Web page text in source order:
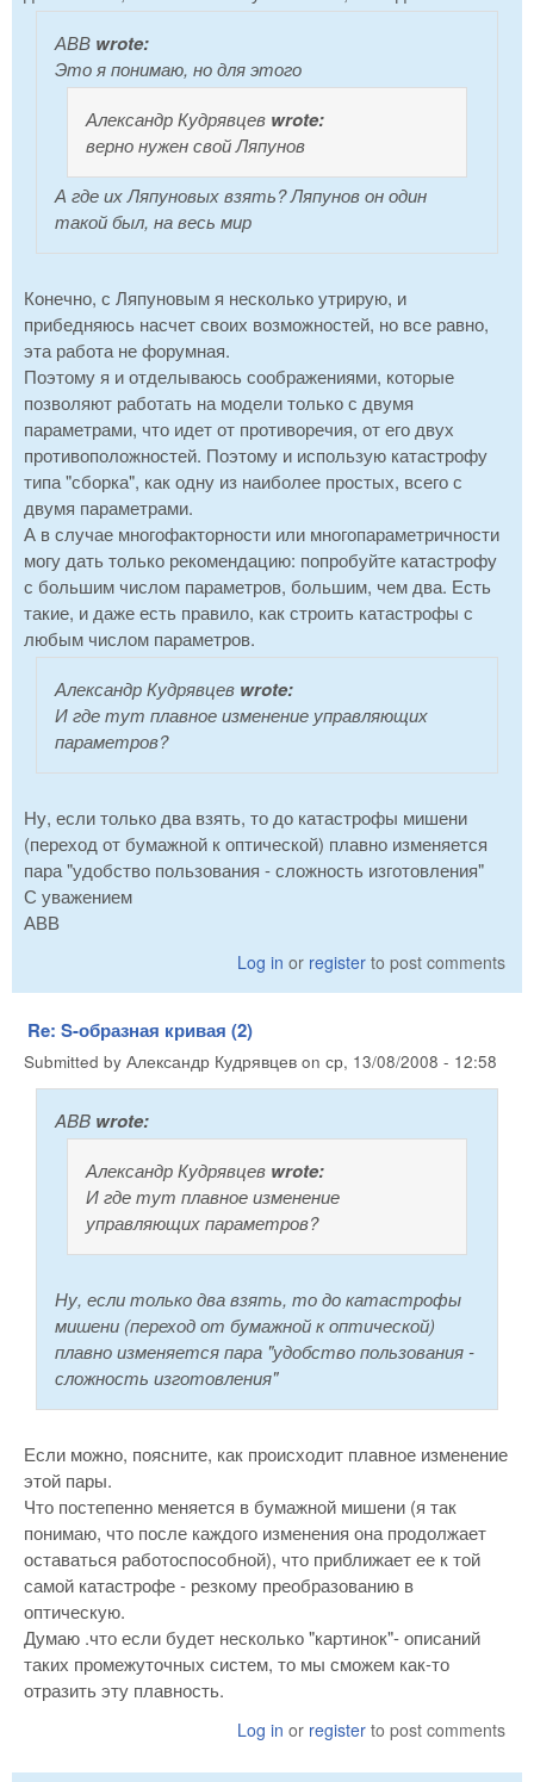
АВВ wrote:
Это я понимаю, но для этого
Александр Кудрявцев wrote:
верно нужен свой Ляпунов
А где их Ляпуновых взять? Ляпунов он один
такой был, на весь мир
Конечно, с Ляпуновым я несколько утрирую, и
прибедняюсь насчет своих возможностей, но все равно,
эта работа не форумная.
Поэтому я и отделываюсь соображениями, которые
позволяют работать на модели только с двумя
параметрами, что идет от противоречия, от его двух
противоположностей. Поэтому и использую катастрофу
типа "сборка", как одну из наиболее простых, всего с
двумя параметрами.
А в случае многофакторности или многопараметричности
могу дать только рекомендацию: попробуйте катастрофу
с большим числом параметров, большим, чем два. Есть
такие, и даже есть правило, как строить катастрофы с
любым числом параметров.
Александр Кудрявцев wrote:
И где тут плавное изменение управляющих
параметров?
Ну, если только два взять, то до катастрофы мишени
(переход от бумажной к оптической) плавно изменяется
пара "удобство пользования - сложность изготовления"
С уважением
АВВ
Log in or register to post comments
Re: S-образная кривая (2)
Submitted by Александр Кудрявцев on ср, 13/08/2008 - 12:58
ABB wrote:
Александр Кудрявцев wrote:
И где тут плавное изменение
управляющих параметров?
Ну, если только два взять, то до катастрофы
мишени (переход от бумажной к оптической)
плавно изменяется пара "удобство пользования -
сложность изготовления"
Если можно, поясните, как происходит плавное изменение
этой пары.
Что постепенно меняется в бумажной мишени (я так
понимаю, что после каждого изменения она продолжает
оставаться работоспособной), что приближает ее к той
самой катастрофе - резкому преобразованию в
оптическую.
Думаю .что если будет несколько "картинок"- описаний
таких промежуточных систем, то мы сможем как-то
отразить эту плавность.
Log in or register to post comments